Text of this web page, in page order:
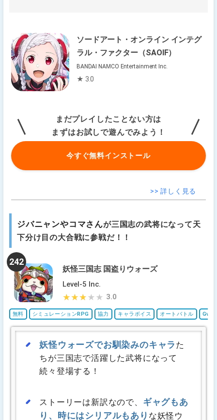
ソードアート・オンライン インテグ
ラル・ファクター（SAOIF）
BANDAI NAMCO Entertainment Inc.
★ 3.0
まだプレイしたことない方は
まずはお試しで遊んでみよう！
今すぐ無料インストール
>> 詳しく見る
ジバニャンやコマさんが三国志の武将になって天
下分け目の大合戦に参戦だ！！
妖怪三国志 国盗りウォーズ
242
Level-5 Inc.
無料 シミュレーションRPG 協力 キャラボイス オートバトル GvG
3.0
★★★★★
★★★★★
妖怪ウォーズでお馴染みのキャラ た
ちが三国志で活躍した武将になって
続々登場する！
ストーリーは新訳なので、 ギャグもあ
り、時にはシリアルもあり な妖怪ウ